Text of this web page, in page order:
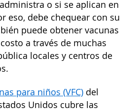
o si se aplican en
eso, debe chequear con su
puede obtener vacunas
a través de muchas
locales y centros de
para niños (VFC) del
Unidos cubre las